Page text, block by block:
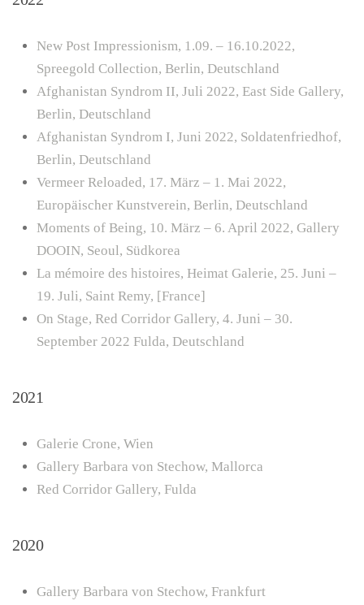
New Post Impressionism, 1.09. – 16.10.2022,
Spreegold Collection, Berlin, Deutschland
Afghanistan Syndrom II, Juli 2022, East Side Gallery,
Berlin, Deutschland
Afghanistan Syndrom I, Juni 2022, Soldatenfriedhof,
Berlin, Deutschland
Vermeer Reloaded, 17. März – 1. Mai 2022,
Europäischer Kunstverein, Berlin, Deutschland
Moments of Being, 10. März – 6. April 2022, Gallery
DOOIN, Seoul, Südkorea
La mémoire des histoires, Heimat Galerie, 25. Juni –
19. Juli, Saint Remy, [France]
On Stage, Red Corridor Gallery, 4. Juni – 30.
September 2022 Fulda, Deutschland
2021
Galerie Crone, Wien
Gallery Barbara von Stechow, Mallorca
Red Corridor Gallery, Fulda
2020
Gallery Barbara von Stechow, Frankfurt